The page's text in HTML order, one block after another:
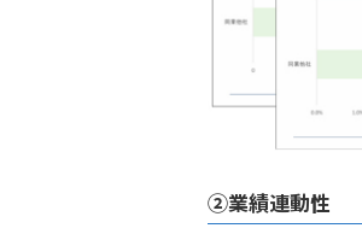
②業績連動性